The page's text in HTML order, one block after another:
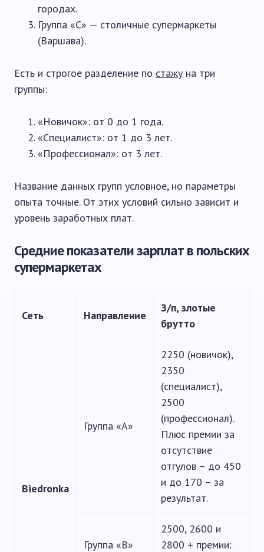
городах.
Группа «C» — столичные супермаркеты
(Варшава).
Есть и строгое разделение по стажу на три
группы:
«Новичок»: от 0 до 1 года.
«Специалист»: от 1 до 3 лет.
«Профессионал»: от 3 лет.
Название данных групп условное, но параметры
опыта точные. От этих условий сильно зависит и
уровень заработных плат.
Средние показатели зарплат в польских
супермаркетах
Сеть Направление
З/п, злотые
брутто
Biedronka
Группа «А»
2250 (новичок),
2350
(специалист),
2500
(профессионал).
Плюс премии за
отсутствие
отгулов – до 450
и до 170 – за
результат.
Группа «В»
2500, 2600 и
2800 + премии: